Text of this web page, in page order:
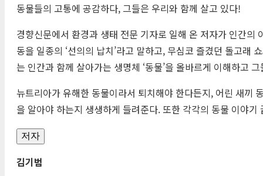
동물들의 고통에 공감하다, 그들은 우리와 함께 살고 있다!
경향신문에서 환경과 생태 전문 기자로 일해 온 저자가 인간
동을 일종의 ‘선의의 납치’라고 말하고, 무심코 즐겼던 돌고
는 인간과 함께 살아가는 생명체 ‘동물’을 올바르게 이해하고
뉴트리아가 유해한 동물이라서 퇴치해야 한다든지, 어린 새끼
을 알아야 하는지 생생하게 들려준다. 또한 각각의 동물 이야
저자
김기범